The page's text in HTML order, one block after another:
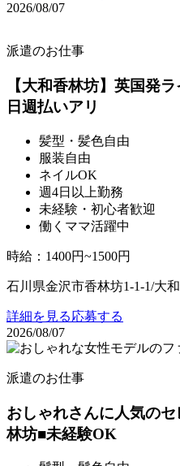
2026/08/07
派遣のお仕事
【大和香林坊】英国発
日週払いアリ
髪型・髪色自由
服装自由
ネイルOK
週4日以上勤務
未経験・初心者歓迎
働くママ活躍中
時給 ： 1400円~1500円
石川県金沢市香林坊1-1-1/大
詳細を見る応募する
2026/08/07
派遣のお仕事
おしゃれさんに人気の
林坊■未経験OK